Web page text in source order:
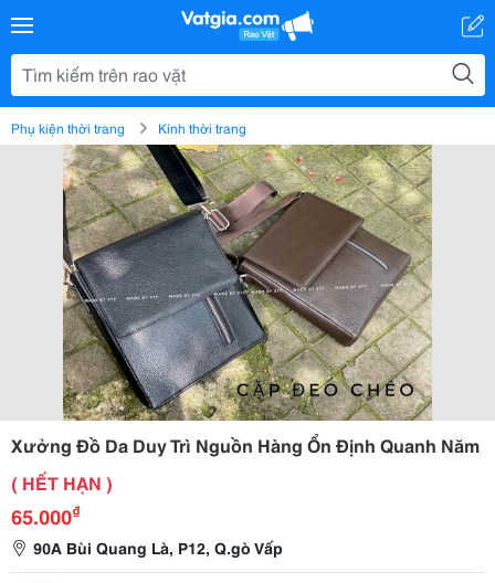
Phụ kiện thời trang Kính thời trang
Xưởng Đồ Da Duy Trì Nguồn Hàng Ổn Định Quanh Năm
( HẾT HẠN )
65.000₫
90A Bùi Quang Là, P12, Q.gò Vấp